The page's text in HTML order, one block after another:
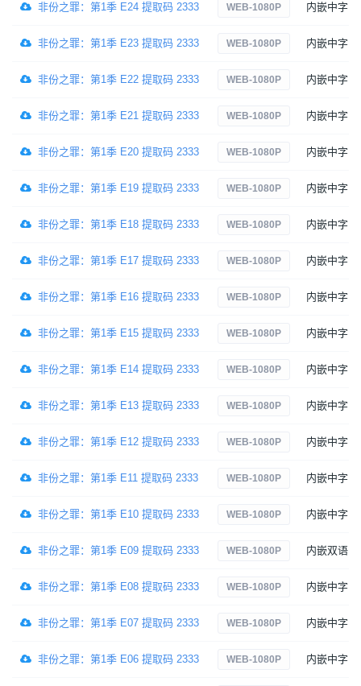
非份之罪：第1季 E24 提取码 2333 WEB-1080P 内嵌中字
非份之罪：第1季 E23 提取码 2333 WEB-1080P 内嵌中字
非份之罪：第1季 E22 提取码 2333 WEB-1080P 内嵌中字
非份之罪：第1季 E21 提取码 2333 WEB-1080P 内嵌中字
非份之罪：第1季 E20 提取码 2333 WEB-1080P 内嵌中字
非份之罪：第1季 E19 提取码 2333 WEB-1080P 内嵌中字
非份之罪：第1季 E18 提取码 2333 WEB-1080P 内嵌中字
非份之罪：第1季 E17 提取码 2333 WEB-1080P 内嵌中字
非份之罪：第1季 E16 提取码 2333 WEB-1080P 内嵌中字
非份之罪：第1季 E15 提取码 2333 WEB-1080P 内嵌中字
非份之罪：第1季 E14 提取码 2333 WEB-1080P 内嵌中字
非份之罪：第1季 E13 提取码 2333 WEB-1080P 内嵌中字
非份之罪：第1季 E12 提取码 2333 WEB-1080P 内嵌中字
非份之罪：第1季 E11 提取码 2333 WEB-1080P 内嵌中字
非份之罪：第1季 E10 提取码 2333 WEB-1080P 内嵌中字
非份之罪：第1季 E09 提取码 2333 WEB-1080P 内嵌双语
非份之罪：第1季 E08 提取码 2333 WEB-1080P 内嵌中字
非份之罪：第1季 E07 提取码 2333 WEB-1080P 内嵌中字
非份之罪：第1季 E06 提取码 2333 WEB-1080P 内嵌中字